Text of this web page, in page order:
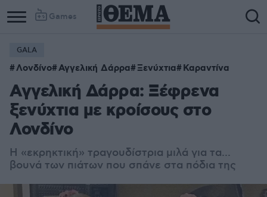
Games
GALA
Λονδίνο Αγγελική Δάρρα Ξενύχτια Καραντίνα
Αγγελική Δάρρα: Ξέφρενα
ξενύχτια με κροίσους στο
Λονδίνο
Η «εκρηκτική» τραγουδίστρια μιλά για τα...
βουνά των πιάτων που σπάνε στα πόδια της